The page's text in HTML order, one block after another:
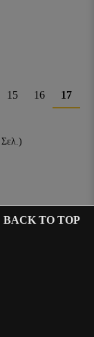
15 16 17
BACK TO TOP